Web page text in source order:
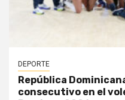
DEPORTE
República
consecutivo en el